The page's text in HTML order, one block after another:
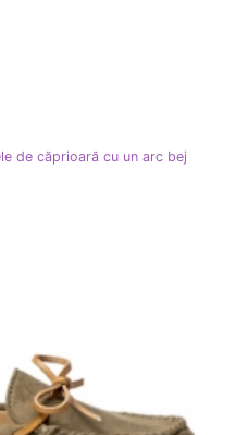
de căprioară cu un arc bej